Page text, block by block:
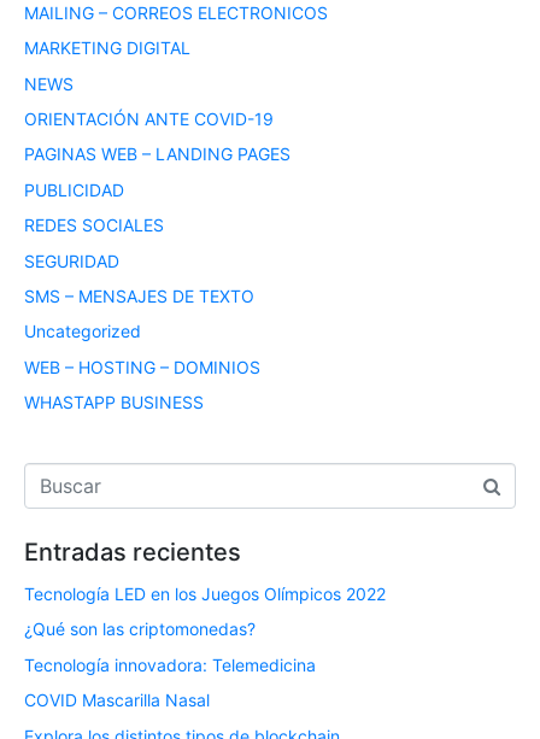
MAILING – CORREOS ELECTRONICOS
MARKETING DIGITAL
NEWS
ORIENTACIÓN ANTE COVID-19
PAGINAS WEB – LANDING PAGES
PUBLICIDAD
REDES SOCIALES
SEGURIDAD
SMS – MENSAJES DE TEXTO
Uncategorized
WEB – HOSTING – DOMINIOS
WHASTAPP BUSINESS
Entradas recientes
Tecnología LED en los Juegos Olímpicos 2022
¿Qué son las criptomonedas?
Tecnología innovadora: Telemedicina
COVID Mascarilla Nasal